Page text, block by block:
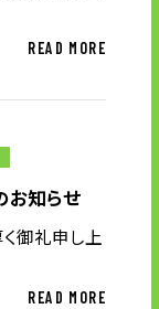
READ MORE
お知らせ
御礼申し上
READ MORE